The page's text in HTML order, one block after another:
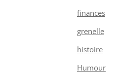
finances
grenelle
histoire
Humour